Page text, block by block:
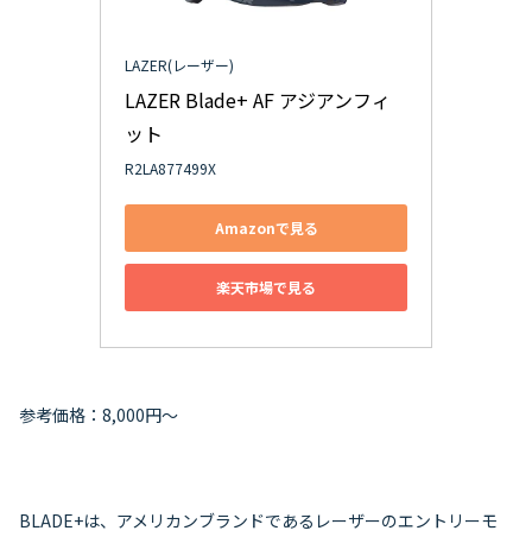
LAZER(レーザー)
LAZER Blade+ AF アジアンフィ
ット
R2LA877499X
Amazonで見る
楽天市場で見る
参考価格：8,000円～
BLADE+は、アメリカンブランドであるレーザーのエントリーモ